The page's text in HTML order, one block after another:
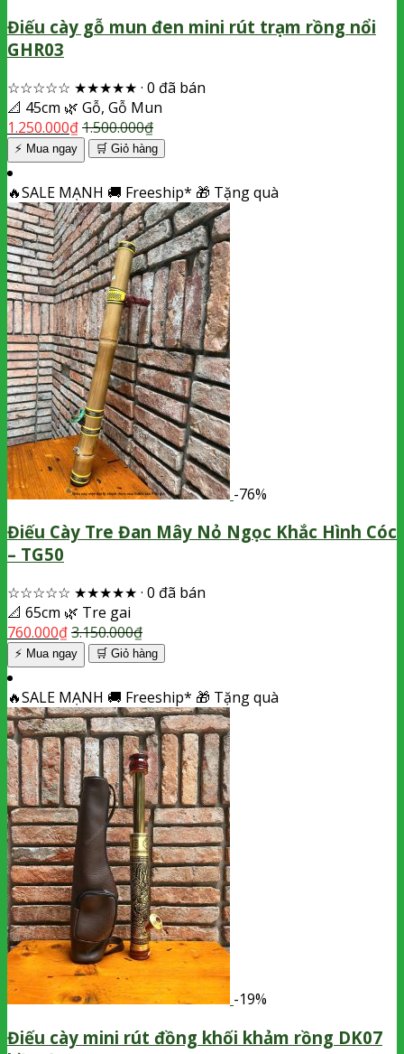
Điếu cày gỗ mun đen mini rút trạm rồng nổi
GHR03
☆☆☆☆☆ ★★★★★ · 0 đã bán
📐 45cm 🌿 Gỗ, Gỗ Mun
1.250.000₫1.500.000₫
⚡ Mua ngay 🛒 Giỏ hàng
🔥SALE MẠNH 🚚 Freeship* 🎁 Tặng quà
-76%
Điếu Cày Tre Đan Mây Nỏ Ngọc Khắc Hình Cóc
– TG50
☆☆☆☆☆ ★★★★★ · 0 đã bán
📐 65cm 🌿 Tre gai
760.000₫3.150.000₫
⚡ Mua ngay 🛒 Giỏ hàng
🔥SALE MẠNH 🚚 Freeship* 🎁 Tặng quà
-19%
Điếu cày mini rút đồng khối khảm rồng DK07